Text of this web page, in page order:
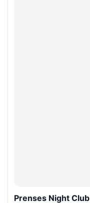
Prenses Night Club